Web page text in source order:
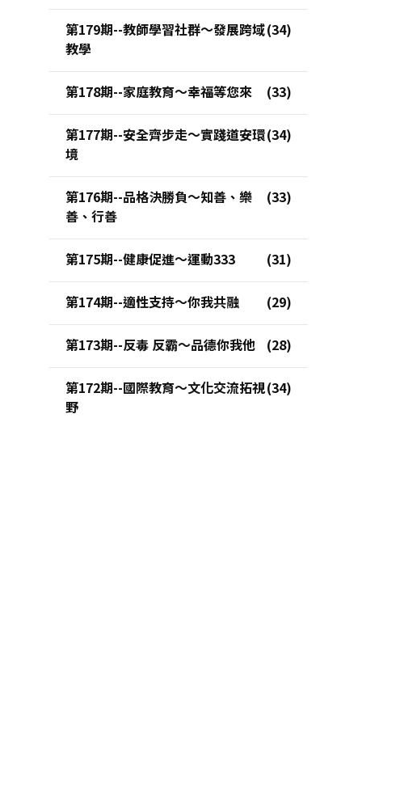
第179期--教師學習社群～發展跨域
教學
第178期--家庭教育～幸福等您來
第177期--安全齊步走～實踐道安環
境
第176期--品格決勝負～知善、樂
善、行善
第175期--健康促進～運動333
第174期--適性支持～你我共融
第173期--反毒 反霸～品德你我他
第172期--國際教育～文化交流拓視
野